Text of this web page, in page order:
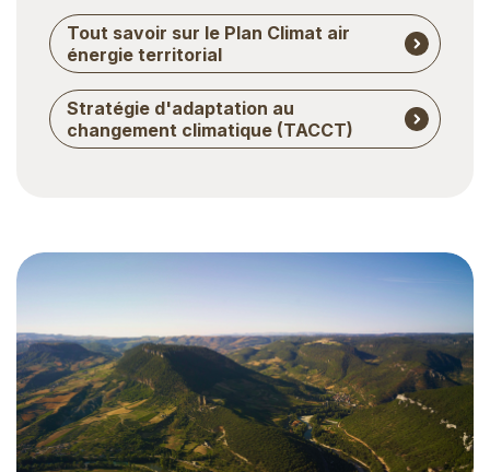
Tout savoir sur le Plan Climat air
énergie territorial
Stratégie d'adaptation au
changement climatique (TACCT)